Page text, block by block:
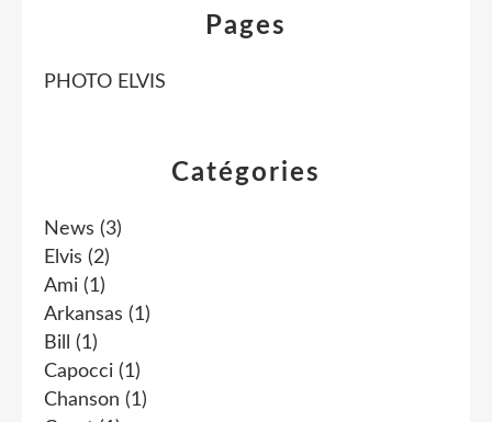
Catégories
News (3)
Elvis (2)
Ami (1)
Arkansas (1)
Bill
(1)
Capocci (1)
Chanson (1)
Pages
PHOTO ELVIS